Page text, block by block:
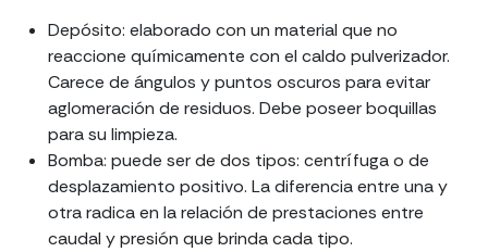
Depósito: elaborado con un material que no
reaccione químicamente con el caldo pulverizador.
Carece de ángulos y puntos oscuros para evitar
aglomeración de residuos. Debe poseer boquillas
para su limpieza.
Bomba: puede ser de dos tipos: centrífuga o de
desplazamiento positivo. La diferencia entre una y
otra radica en la relación de prestaciones entre
caudal y presión que brinda cada tipo.